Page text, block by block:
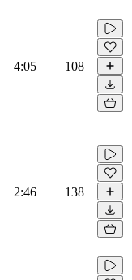
4:05 108
2:46 138